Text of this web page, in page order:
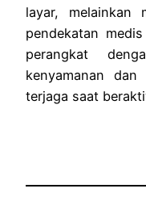
layar, melainkan
pendekatan
perangkat
kenyamanan
terjaga saat